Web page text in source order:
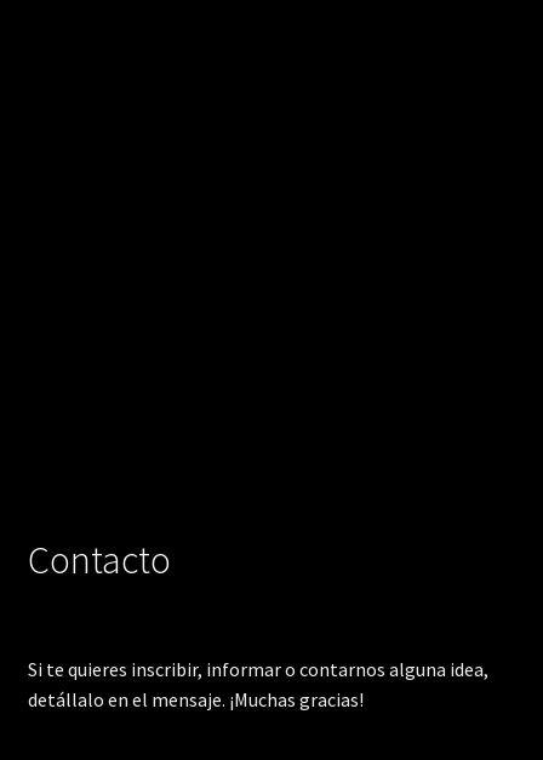
Contacto
Si te quieres inscribir, informar o contarnos alguna idea,
detállalo en el mensaje. ¡Muchas gracias!